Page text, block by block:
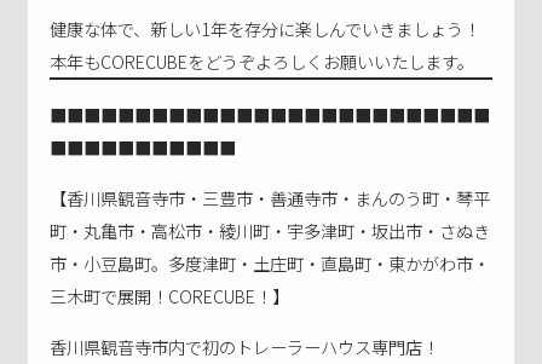
健康な体で、新しい1年を存分に楽しんでいきましょう！
本年もCORECUBEをどうぞよろしくお願いいたします。
■■■■■■■■■■■■■■■■■■■■■■■■■■
■■■■■■■■■■■
【香川県観音寺市・三豊市・善通寺市・まんのう町・琴平
町・丸亀市・高松市・綾川町・宇多津町・坂出市・さぬき
市・小豆島町。多度津町・土庄町・直島町・東かがわ市・
三木町で展開！CORECUBE！】
香川県観音寺市内で初のトレーラーハウス専門店！